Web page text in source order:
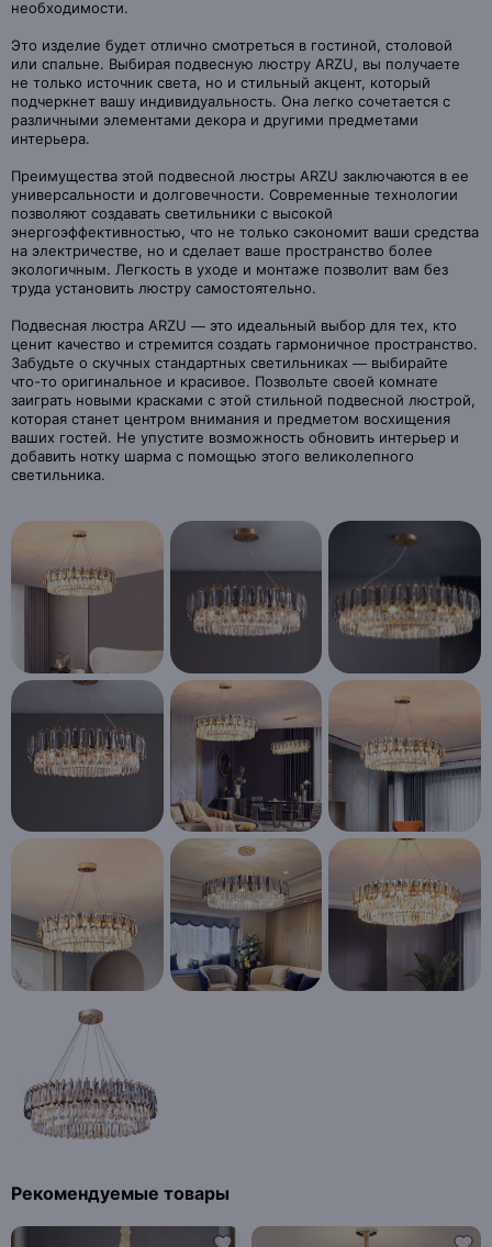
необходимости.
Это изделие будет отлично смотреться в гостиной, столовой
или спальне. Выбирая подвесную люстру ARZU, вы получаете
не только источник света, но и стильный акцент, который
подчеркнет вашу индивидуальность. Она легко сочетается с
различными элементами декора и другими предметами
интерьера.
Преимущества этой подвесной люстры ARZU заключаются в ее
универсальности и долговечности. Современные технологии
позволяют создавать светильники с высокой
энергоэффективностью, что не только сэкономит ваши средства
на электричестве, но и сделает ваше пространство более
экологичным. Легкость в уходе и монтаже позволит вам без
труда установить люстру самостоятельно.
Подвесная люстра ARZU — это идеальный выбор для тех, кто
ценит качество и стремится создать гармоничное пространство.
Забудьте о скучных стандартных светильниках — выбирайте
что-то оригинальное и красивое. Позвольте своей комнате
заиграть новыми красками с этой стильной подвесной люстрой,
которая станет центром внимания и предметом восхищения
ваших гостей. Не упустите возможность обновить интерьер и
добавить нотку шарма с помощью этого великолепного
светильника.
Рекомендуемые товары